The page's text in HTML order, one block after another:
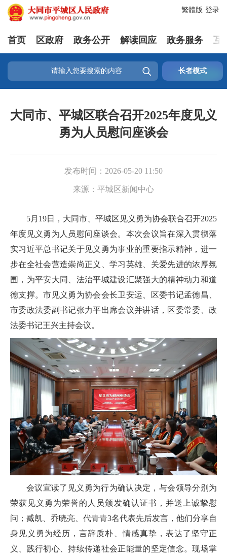
登录
繁體版
首页 区政府 政务公开 解读回应 政务服务 互
 长者模式
大同市、平城区联合召开2025年度见义
勇为人员慰问座谈会
发布时间： 2026-05-20 11:50
来源： 平城区新闻中心
5月19日，大同市、平城区见义勇为协会联合召开2025
年度见义勇为人员慰问座谈会。本次会议旨在深入贯彻落
实习近平总书记关于见义勇为事业的重要指示精神，进一
步在全社会营造崇尚正义、学习英雄、关爱先进的浓厚氛
围，为平安大同、法治平城建设汇聚强大的精神动力和道
德支撑。市见义勇为协会会长卫安运、区委书记孟德昌、
市委政法委副书记张力平出席会议并讲话，区委常委、政
法委书记王兴主持会议。
会议宣读了见义勇为行为确认决定，与会领导分别为
荣获见义勇为荣誉的人员颁发确认证书，并送上诚挚慰
问；臧凯、乔晓亮、代青青3名代表先后发言，他们分享自
身见义勇为经历，言辞质朴、情感真挚，表达了坚守正
义、践行初心、持续传递社会正能量的坚定信念。现场掌